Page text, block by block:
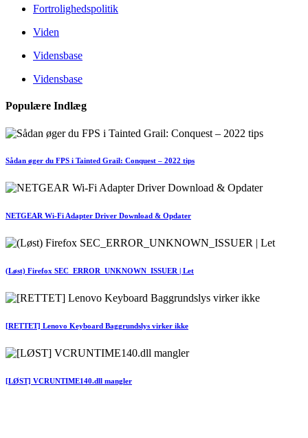
Fortrolighedspolitik
Viden
Vidensbase
Vidensbase
Populære Indlæg
Sådan øger du FPS i Tainted Grail: Conquest – 2022 tips
NETGEAR Wi-Fi Adapter Driver Download & Opdater
(Løst) Firefox SEC_ERROR_UNKNOWN_ISSUER | Let
[RETTET] Lenovo Keyboard Baggrundslys virker ikke
[LØST] VCRUNTIME140.dll mangler